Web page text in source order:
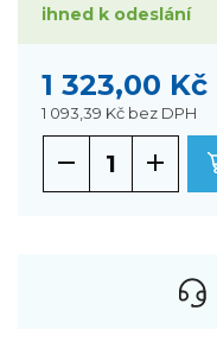
ihned k odeslání
1 323,00 Kč
1 093,39 Kč bez DPH